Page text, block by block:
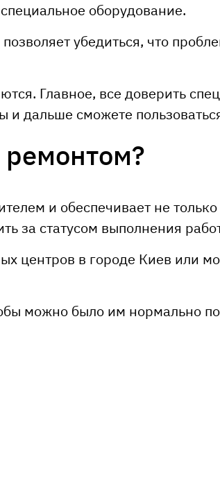
оборудование.
убедиться, что
Главное, все доверить
и дальше сможете
ремонтом?
и обеспечивает не
за статусом выполнения
центров в городе Киев или
можно было им нормально